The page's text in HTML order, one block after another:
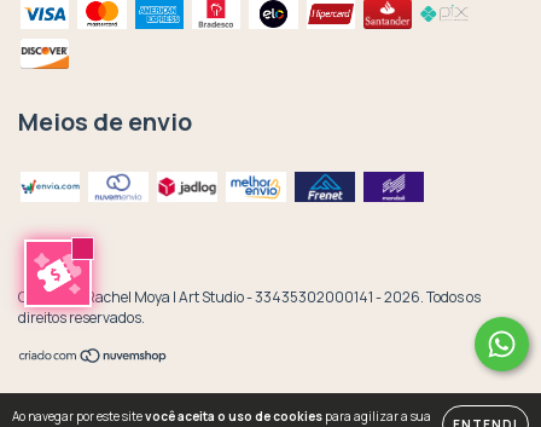
Ao navegar por este sitevocê aceita o uso de cookies para agilizar a sua
Meios de envio
Copyright Rachel Moya | Art Studio - 33435302000141 - 2026. Todos os
direitos reservados.